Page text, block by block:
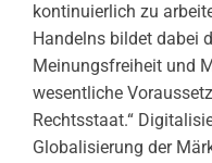
kontinuierlich zu
Handelns bildet dabei
Meinungsfreiheit und
wesentliche
Rechtsstaat.“
Globalisierung der